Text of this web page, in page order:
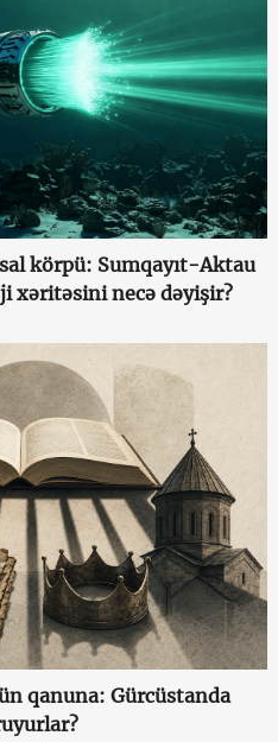
körpü: Sumqayıt-Aktau
xəritəsini necə dəyişir?
qanuna: Gürcüstanda